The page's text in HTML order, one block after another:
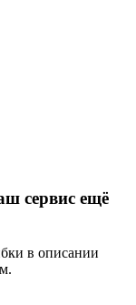
сервис ещё
в описании